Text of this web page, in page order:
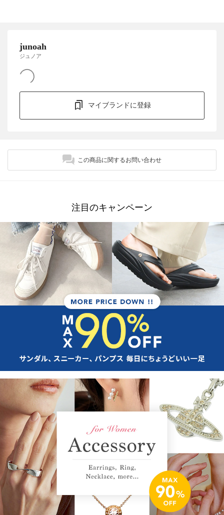
junoah
ジュノア
マイブランドに登録
この商品に関するお問い合わせ
注目のキャンペーン